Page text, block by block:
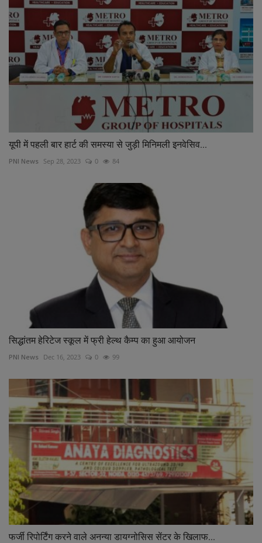
यूपी में पहली बार हार्ट की समस्या से जुड़ी मिनिमली इनवेसिव...
PNI News Sep 28, 2023 0 84
सिद्धांतम हेरिटेज स्कूल में फ्री हेल्थ कैम्प का हुआ आयोजन
PNI News Dec 16, 2023 0 99
फर्जी रिपोर्टिंग करने वाले अनन्या डायग्नोसिस सेंटर के खिलाफ...